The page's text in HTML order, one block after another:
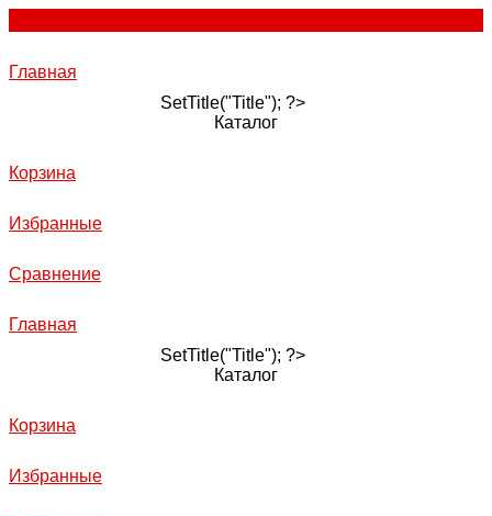
Главная
SetTitle("Title"); ?>
Каталог
Корзина
Избранные
Сравнение
Главная
SetTitle("Title"); ?>
Каталог
Корзина
Избранные